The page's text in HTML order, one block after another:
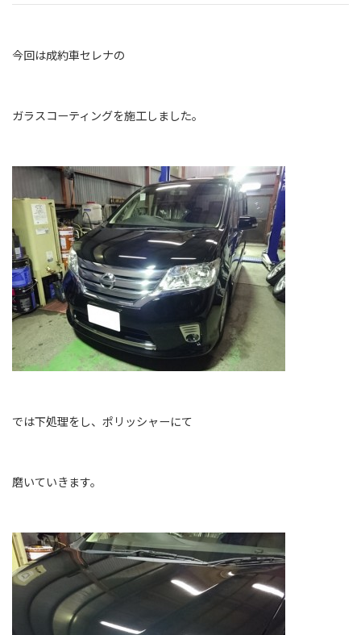
今回は成約車セレナの
ガラスコーティングを施工しました。
では下処理をし、ポリッシャーにて
磨いていきます。